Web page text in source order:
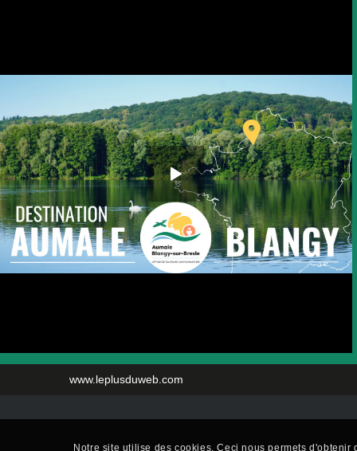
www.leplusduweb.com
Notre site utilise des cookies. Ceci nous permets